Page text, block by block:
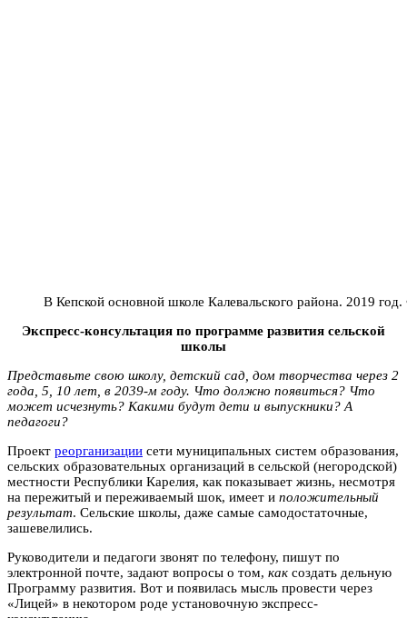
В Кепской основной школе Калевальского района. 2019
Экспресс-консультация по программе развития сельской
школы
Представьте свою школу, детский сад, дом творчества через 2
года, 5, 10 лет, в 2039-м году. Что должно появиться? Что
может исчезнуть? Какими будут дети и выпускники? А
педагоги?
Проект реорганизации сети муниципальных систем образования,
сельских образовательных организаций в сельской (негородской)
местности Республики Карелия, как показывает жизнь, несмотря
на пережитый и переживаемый шок, имеет и положительный
результат. Сельские школы, даже самые самодостаточные,
зашевелились.
Руководители и педагоги звонят по телефону, пишут по
электронной почте, задают вопросы о том, как создать дельную
Программу развития. Вот и появилась мысль провести через
«Лицей» в некотором роде установочную экспресс-